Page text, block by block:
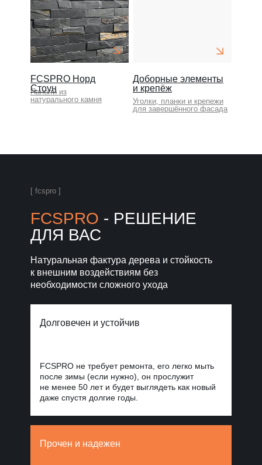
Панели из
натурального камня
FCSPRO
FCSPRO Норд
Стоун
Уголки, планки, откосы
для завершённого фасада
Уголки, планки и крепежи
для завершённого фасада
Доборные элементы
и крепёж
Облицовка
проектов
Фиброцементные
панели Стоун
Блок
[ fcspro ]
Натуральная фактура дерева и стойкость
к внешним воздействиям без
необходимости сложного ухода
FCSPRO - РЕШЕНИЕ
ДЛЯ ВАС
Прочен и надежен
Долговечен и устойчив
FCSPRO не требует ремонта, его легко мыть
после зимы (если нужно), он прослужит
не менее 50 лет и будет выглядеть как новый
даже спустя долгие годы.